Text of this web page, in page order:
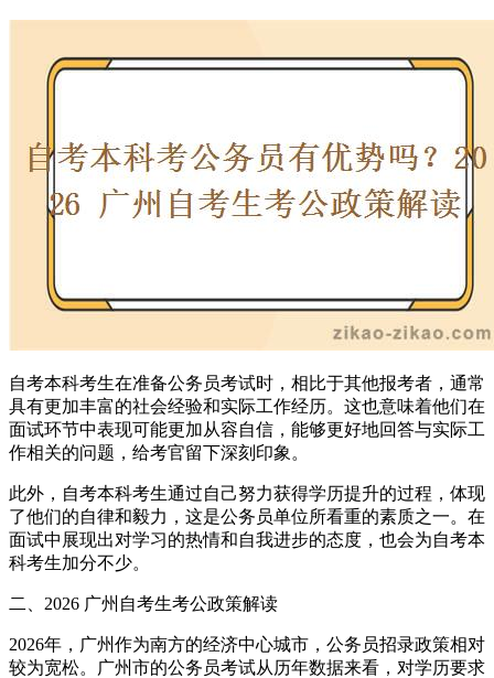
自考本科考生在准备公务员考试时，相比于其他报考者，通常
具有更加丰富的社会经验和实际工作经历。这也意味着他们在
面试环节中表现可能更加从容自信，能够更好地回答与实际工
作相关的问题，给考官留下深刻印象。
此外，自考本科考生通过自己努力获得学历提升的过程，体现
了他们的自律和毅力，这是公务员单位所看重的素质之一。在
面试中展现出对学习的热情和自我进步的态度，也会为自考本
科考生加分不少。
二、2026 广州自考生考公政策解读
2026年，广州作为南方的经济中心城市，公务员招录政策相对
较为宽松。广州市的公务员考试从历年数据来看，对学历要求